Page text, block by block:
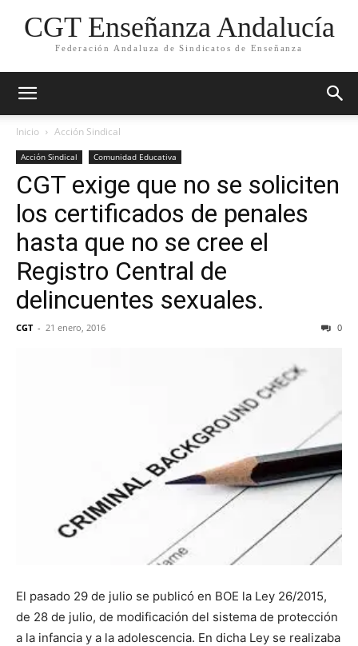
CGT Enseñanza Andalucía
Federación Andaluza de Sindicatos de Enseñanza
Inicio Acción Sindical
Acción Sindical Comunidad Educativa
CGT exige que no se soliciten
los certificados de penales
hasta que no se cree el
Registro Central de
delincuentes sexuales.
CGT - 21 enero, 2016 0
El pasado 29 de julio se publicó en BOE la Ley 26/2015,
de 28 de julio, de modificación del sistema de protección
a la infancia y a la adolescencia. En dicha Ley se realizaba